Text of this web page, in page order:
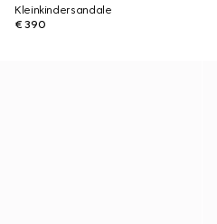
Kleinkindersandale
€ 390